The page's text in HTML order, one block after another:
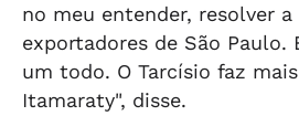
no meu entender, resolver
exportadores de São Paulo.
um todo. O Tarcísio faz
Itamaraty", disse.